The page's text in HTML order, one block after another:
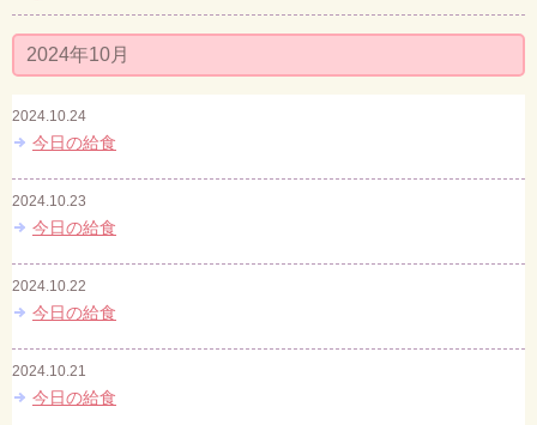
2024年10月
2024.10.24
今日の給食
2024.10.23
今日の給食
2024.10.22
今日の給食
2024.10.21
今日の給食